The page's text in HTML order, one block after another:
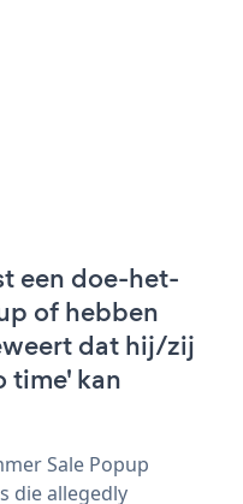
een doe-het-
of hebben
dat hij/zij
time' kan
Sale Popup
die allegedly